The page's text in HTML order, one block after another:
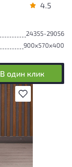
4.5
24355-29056
900x570x400
В один клик
В избранное